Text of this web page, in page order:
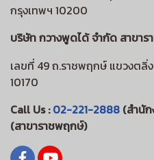
กรุงเทพฯ 10200
บริษัท กวางพูดได้ จำกัด สาขา
เลขที่ 49 ถ.ราชพฤกษ์ แขวงตลิ่
10170
Call Us :02-221-2888 (สำนั
(สาขาราชพฤกษ์)